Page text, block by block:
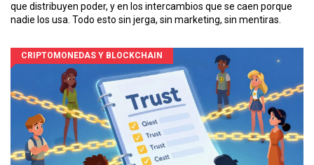
que distribuyen poder, y en los intercambios que se caen porque
nadie los usa. Todo esto sin jerga, sin marketing, sin mentiras.
CRIPTOMONEDAS Y BLOCKCHAIN